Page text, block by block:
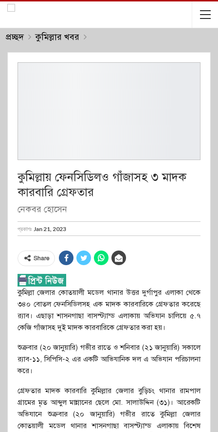
প্রচ্ছদ কুমিল্লার খবর
কুমিল্লায় ফেনসিডিলও গাঁজাসহ ৩ মাদক
কারবারি গ্রেফতার
নেকবর হোসেন
প্রকাশঃ Jan 21, 2023
Share
কুমিল্লা জেলার কোতয়ালী মডেল থানার উত্তর দুর্গাপুর এলাকা থেকে
৩৪০ বোতল ফেনসিডিলসহ এক মাদক কারবারিকে গ্রেফতার করেছে
র‍্যাব। এছাড়া শাসনগাছা বাসস্ট্যান্ড এলাকায় অভিযান চালিয়ে ৫.৭
কেজি গাঁজাসহ দুই মাদক কারবারিকে গ্রেফতার করা হয়।
শুক্রবার (২০ জানুয়ারি) গভীর রাতে ও শনিবার (২১ জানুয়ারি) সকালে
র‍্যাব-১১, সিপিসি-২ এর একটি আভিযানিক দল এ অভিযান পরিচালনা
করে।
গ্রেফতার মাদক কারবারি কুমিল্লার জেলার বুড়িচং থানার রামপাল
গ্রামের মৃত আব্দুল মান্নানের ছেলে মো. সালাউদ্দিন (৩১)। আরেকটি
অভিযানে শুক্রবার (২০ জানুয়ারি) গভীর রাতে কুমিল্লা জেলার
কোতয়ালী মডেল থানার শাসনগাছা বাসস্ট্যান্ড এলাকায় বিশেষ